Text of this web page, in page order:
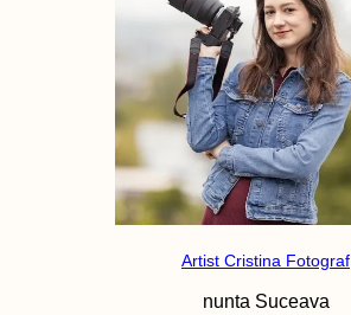
Artist Cristina Fotograf
nunta Suceava